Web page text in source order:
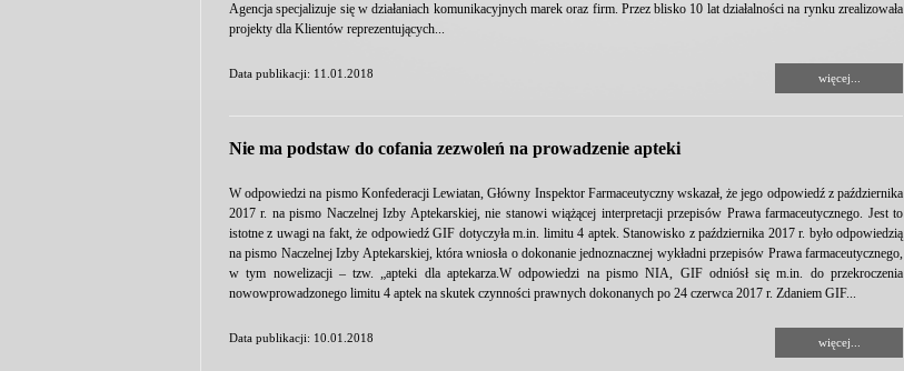
Agencja specjalizuje się w działaniach komunikacyjnych marek oraz firm. Przez blisko 10 lat działalności na rynku zrealizowała
projekty dla Klientów reprezentujących...
Data publikacji: 11.01.2018 więcej...
Nie ma podstaw do cofania zezwoleń na prowadzenie apteki
W odpowiedzi na pismo Konfederacji Lewiatan, Główny Inspektor Farmaceutyczny wskazał, że jego odpowiedź z października
2017 r. na pismo Naczelnej Izby Aptekarskiej, nie stanowi wiążącej interpretacji przepisów Prawa farmaceutycznego. Jest to
istotne z uwagi na fakt, że odpowiedź GIF dotyczyła m.in. limitu 4 aptek. Stanowisko z października 2017 r. było odpowiedzią
na pismo Naczelnej Izby Aptekarskiej, która wniosła o dokonanie jednoznacznej wykładni przepisów Prawa farmaceutycznego,
w tym nowelizacji – tzw. „apteki dla aptekarza.W odpowiedzi na pismo NIA, GIF odniósł się m.in. do przekroczenia
nowowprowadzonego limitu 4 aptek na skutek czynności prawnych dokonanych po 24 czerwca 2017 r. Zdaniem GIF...
Data publikacji: 10.01.2018 więcej...